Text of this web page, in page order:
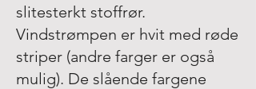
slitesterkt stoffrør.
Vindstrømpen er hvit med røde
striper (andre farger er også
mulig). De slående fargene